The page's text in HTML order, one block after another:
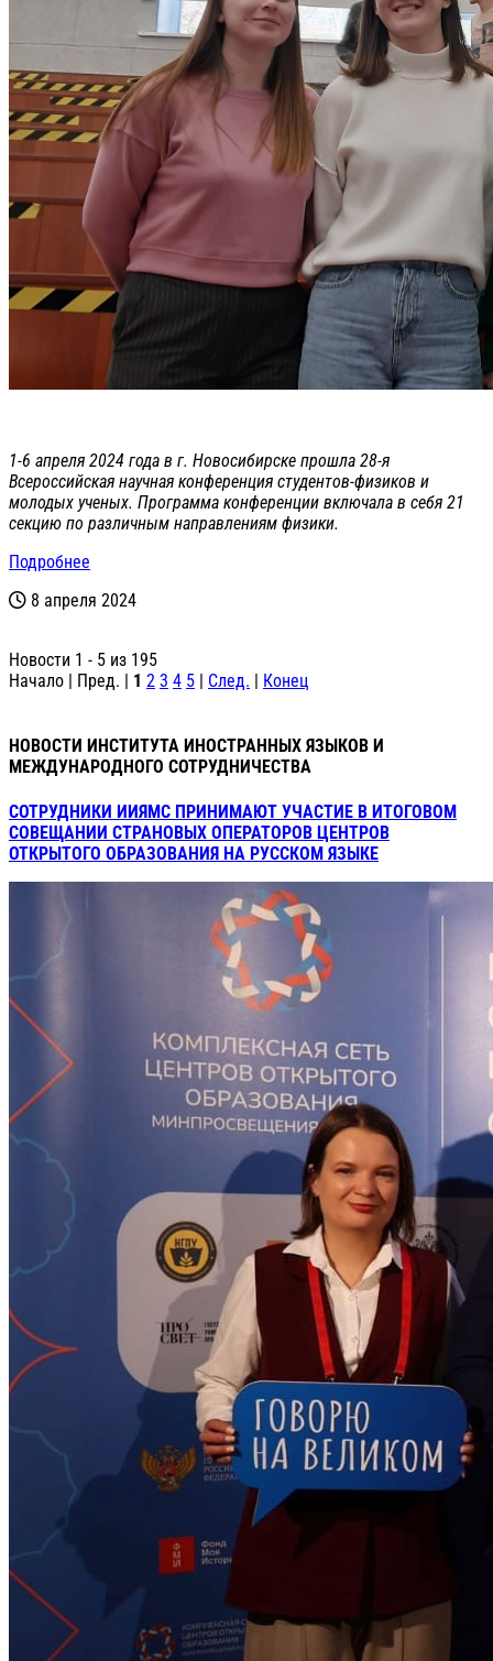
1-6 апреля 2024 года в г. Новосибирске прошла 28-я
Всероссийская научная конференция студентов-физиков и
молодых ученых. Программа конференции включала в себя 21
секцию по различным направлениям физики.
Подробнее
8 апреля 2024
Новости 1 - 5 из 195
Начало | Пред. | 1 2 3 4 5 | След. | Конец
НОВОСТИ ИНСТИТУТА ИНОСТРАННЫХ ЯЗЫКОВ И
МЕЖДУНАРОДНОГО СОТРУДНИЧЕСТВА
СОТРУДНИКИ ИИЯМС ПРИНИМАЮТ УЧАСТИЕ В ИТОГОВОМ
СОВЕЩАНИИ СТРАНОВЫХ ОПЕРАТОРОВ ЦЕНТРОВ
ОТКРЫТОГО ОБРАЗОВАНИЯ НА РУССКОМ ЯЗЫКЕ